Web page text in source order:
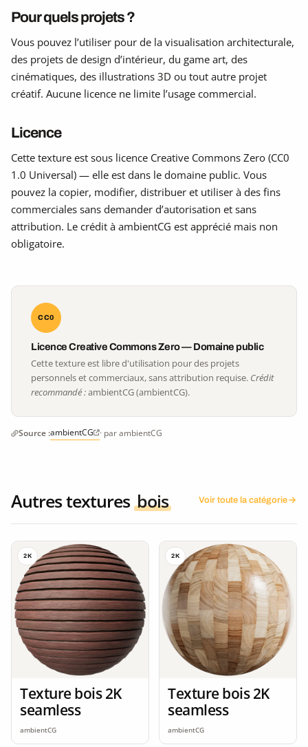
Pour quels projets ?
Vous pouvez l’utiliser pour de la visualisation architecturale,
des projets de design d’intérieur, du game art, des
cinématiques, des illustrations 3D ou tout autre projet
créatif. Aucune licence ne limite l’usage commercial.
Licence
Cette texture est sous licence Creative Commons Zero (CC0
1.0 Universal) — elle est dans le domaine public. Vous
pouvez la copier, modifier, distribuer et utiliser à des fins
commerciales sans demander d’autorisation et sans
attribution. Le crédit à ambientCG est apprécié mais non
obligatoire.
CC0
Licence Creative Commons Zero — Domaine public
Cette texture est libre d'utilisation pour des projets
personnels et commerciaux, sans attribution requise. Crédit
recommandé :ambientCG (ambientCG).
Source :ambientCG · par ambientCG
Autres textures bois Voir toute la catégorie
2K
Texture bois 2K
seamless
ambientCG
2K
Texture bois 2K
seamless
ambientCG